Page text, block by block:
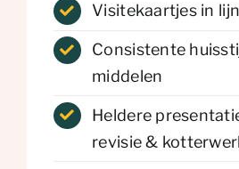
Visitekaartjes in
Consistente
middelen
Heldere
revisie &